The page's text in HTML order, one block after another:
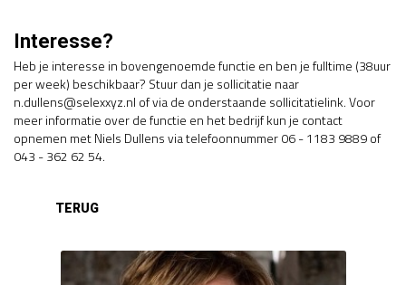
Interesse?
Heb je interesse in bovengenoemde functie en ben je fulltime (38uur
per week) beschikbaar? Stuur dan je sollicitatie naar
n.dullens@selexxyz.nl of via de onderstaande sollicitatielink. Voor
meer informatie over de functie en het bedrijf kun je contact
opnemen met Niels Dullens via telefoonnummer 06 - 1183 9889 of
043 - 362 62 54.